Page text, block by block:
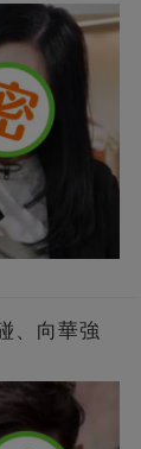
、向華強